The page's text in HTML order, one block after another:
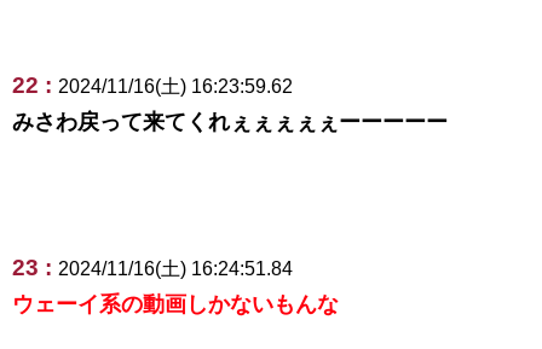
22 : 2024/11/16(土) 16:23:59.62
みさわ戻って来てくれぇぇぇぇぇーーーーー
23 : 2024/11/16(土) 16:24:51.84
ウェーイ系の動画しかないもんな